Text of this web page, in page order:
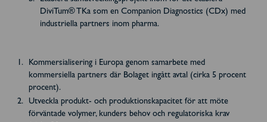
DiviTum® TKa som en Companion Diagnostics (CDx) med
industriella partners inom pharma.
Kommersialisering i Europa genom samarbete med
kommersiella partners där Bolaget ingått avtal (cirka 5 procent
procent).
Utveckla produkt- och produktionskapacitet för att möte
förväntade volymer, kunders behov och regulatoriska krav